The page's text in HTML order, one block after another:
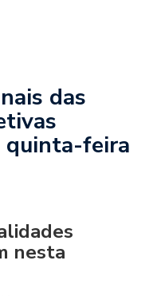
das
quinta-feira
nesta